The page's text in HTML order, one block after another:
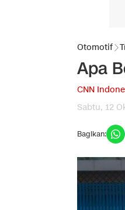
Otomotif
Apa
CNN
Sabtu, 12
Bagikan: